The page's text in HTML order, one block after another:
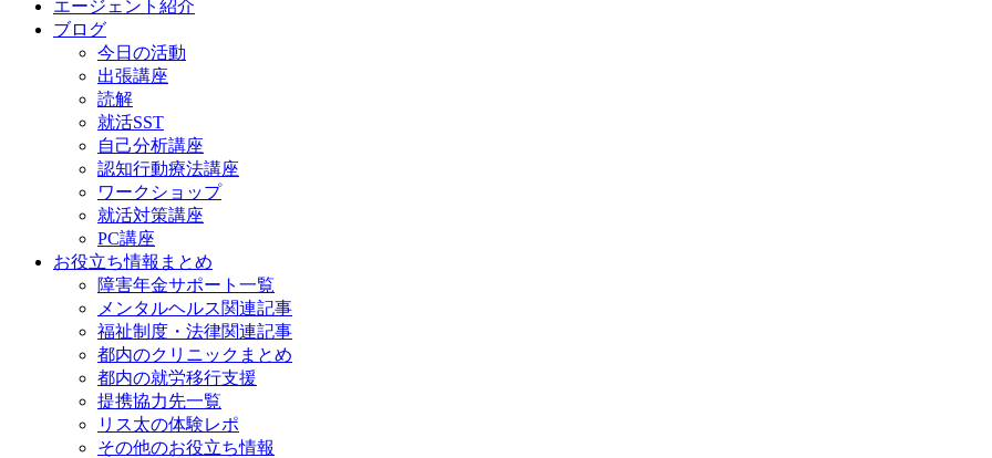
エージェント紹介
ブログ
今日の活動
出張講座
読解
就活SST
自己分析講座
認知行動療法講座
ワークショップ
就活対策講座
PC講座
お役立ち情報まとめ
障害年金サポート一覧
メンタルヘルス関連記事
福祉制度・法律関連記事
都内のクリニックまとめ
都内の就労移行支援
提携協力先一覧
リス太の体験レポ
その他のお役立ち情報